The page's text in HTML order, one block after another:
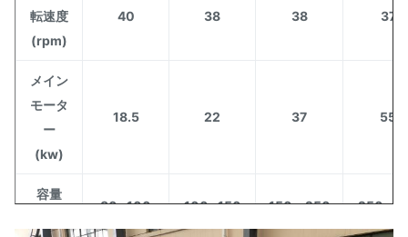
転速度
(rpm)
40 38 38 37
メイン
モータ
ー
(kw)
18.5 22 37 55
容量
80~100 100~150 150〜250